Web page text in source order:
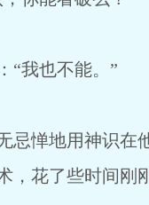
我也不能。”
惮地用神识在
，花了些时间刚